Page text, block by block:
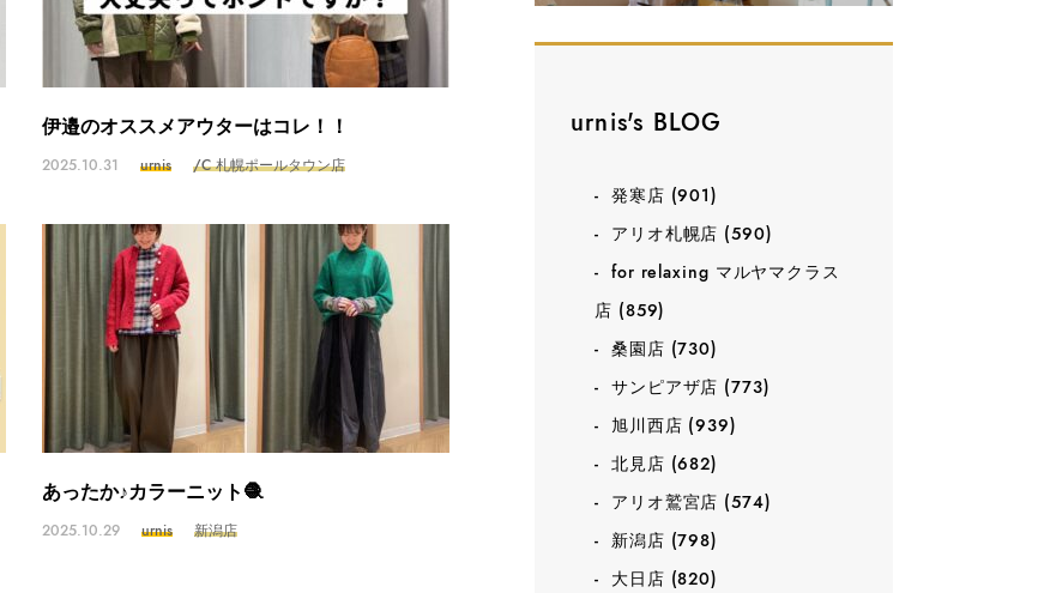
伊邉のオススメアウターはコレ！！
2025.10.31 urnis /C 札幌ポールタウン店
あったか♪カラーニット🧶
2025.10.29 urnis 新潟店
urnis's BLOG
発寒店 (901)
アリオ札幌店 (590)
for relaxing マルヤマクラス
店 (859)
桑園店 (730)
サンピアザ店 (773)
旭川西店 (939)
北見店 (682)
アリオ鷲宮店 (574)
新潟店 (798)
大日店 (820)